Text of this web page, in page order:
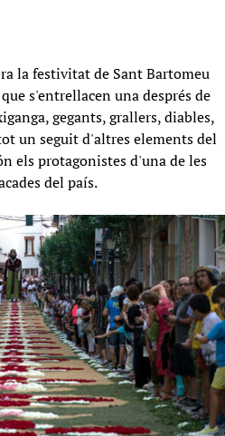
la festivitat de Sant Bartomeu
s'entrellacen una després de
gegants, grallers, diables,
un seguit d'altres elements del
els protagonistes d'una de les
del país.